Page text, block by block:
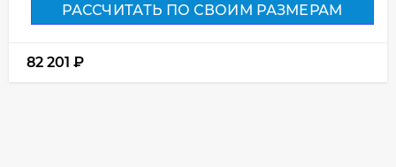
РАССЧИТАТЬ ПО СВОИМ РАЗМЕРАМ
82 201 ₽